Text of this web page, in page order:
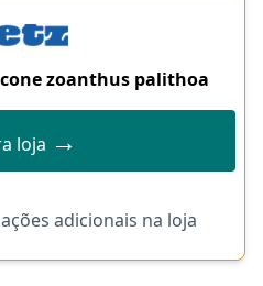
zoanthus palithoa
loja →
adicionais na loja